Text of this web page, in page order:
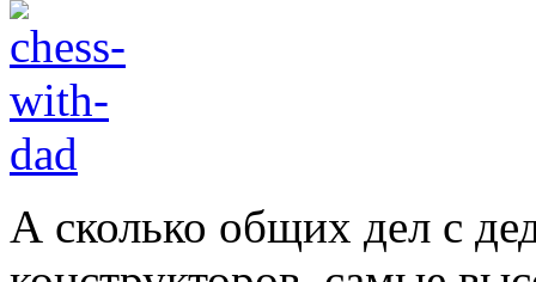
А сколько общих дел с